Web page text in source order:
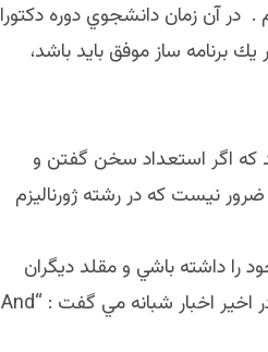
در آن زمان دانشجوي دوره دكتورا
برنامه ساز موفق بايد باشد،
كه اگر استعداد سخن گفتن و
نيست كه در رشته ژورناليزم
را داشته باشي و مقلد ديگران
نباشي. مثلا Walter Cronkite نطاق مشهور امريكايي در اخير اخبار شبانه مي گفت : “And